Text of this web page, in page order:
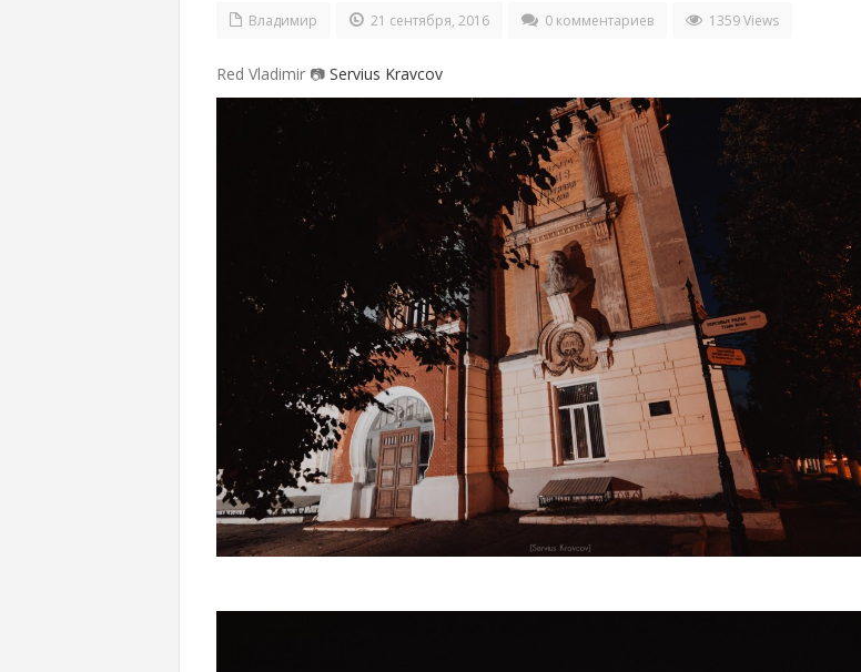
Владимир 21 сентября, 2016 0 комментариев 1359 Views
Red Vladimir 📷 Servius Kravcov